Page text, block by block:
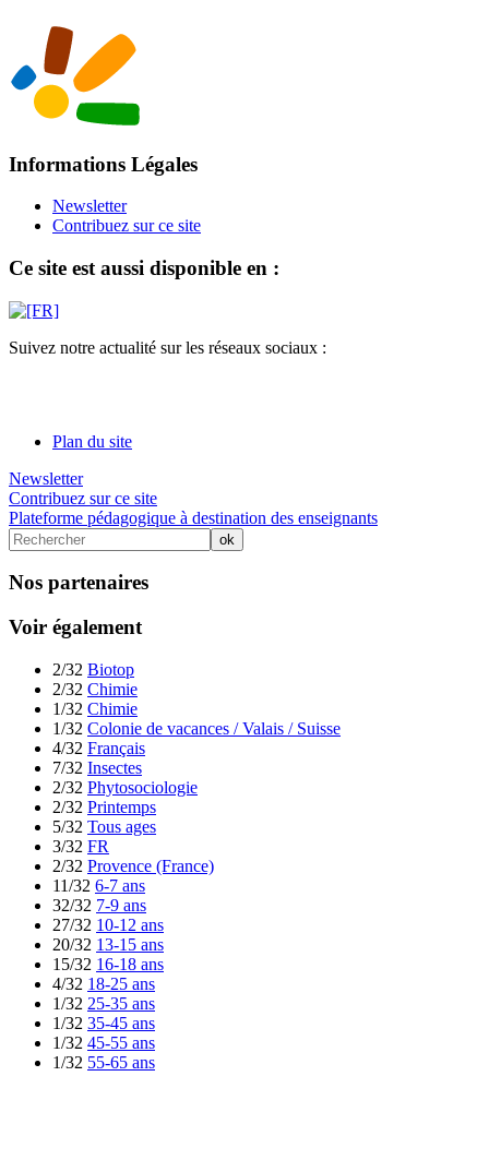
Informations Légales
Newsletter
Contribuez sur ce site
Ce site est aussi disponible en :
Suivez notre actualité sur les réseaux sociaux :
Plan du site
Newsletter
Contribuez sur ce site
Plateforme pédagogique à destination des enseignants
Nos partenaires
Voir également
2/32 Biotop
2/32 Chimie
1/32 Chimie
1/32 Colonie de vacances / Valais / Suisse
4/32 Français
7/32 Insectes
2/32 Phytosociologie
2/32 Printemps
5/32 Tous ages
3/32 FR
2/32 Provence (France)
11/32 6-7 ans
32/32 7-9 ans
27/32 10-12 ans
20/32 13-15 ans
15/32 16-18 ans
4/32 18-25 ans
1/32 25-35 ans
1/32 35-45 ans
1/32 45-55 ans
1/32 55-65 ans